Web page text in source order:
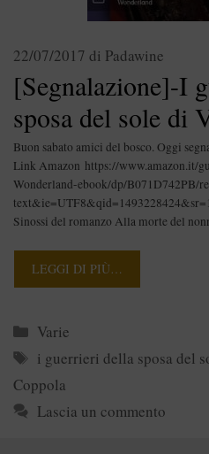
[Segnalazione]-I
sposa del sole di
22/07/2017 di Padawine
Buon sabato amici del bosco. Oggi
Link Amazon https://www.amazon.it/
Wonderland-ebook/dp/B071D742PB/
Sinossi del romanzo Alla morte del
LEGGI DI PIÙ…
Categorie
Varie
Tag
i guerrieri della sposa del
Coppola
Lascia un commento